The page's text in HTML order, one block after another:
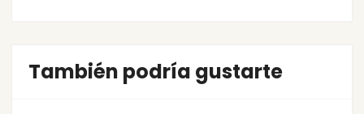
También podría gustarte